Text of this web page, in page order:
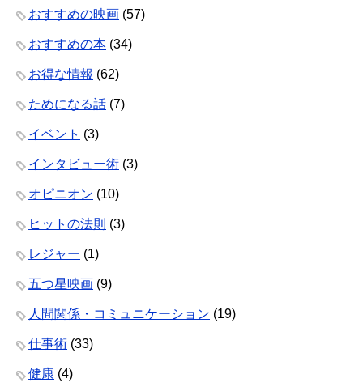
おすすめの映画 (57)
おすすめの本 (34)
お得な情報 (62)
ためになる話 (7)
イベント (3)
インタビュー術 (3)
オピニオン (10)
ヒットの法則 (3)
レジャー (1)
五つ星映画 (9)
人間関係・コミュニケーション (19)
仕事術 (33)
健康 (4)